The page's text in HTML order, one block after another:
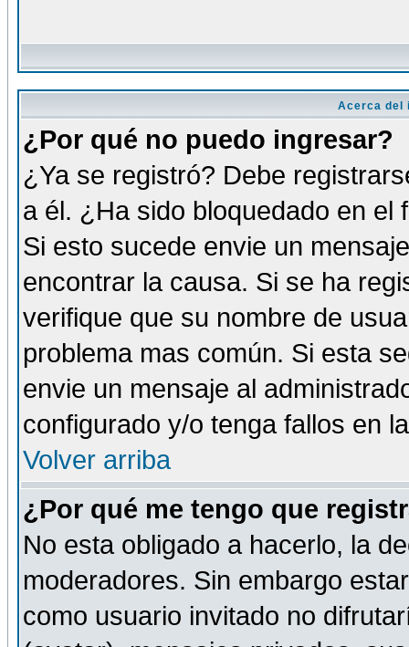
Acerca del
¿Por qué no puedo ingresar?
¿Ya se registró? Debe
a él. ¿Ha sido bloquedado en
Si esto sucede envie un
encontrar la causa. Si se ha
verifique que su nombre de
problema mas común. Si esta
envie un mensaje al
configurado y/o tenga fallos en
Volver arriba
¿Por qué me tengo que
No esta obligado a hacerlo, la
moderadores. Sin embargo
como usuario invitado no